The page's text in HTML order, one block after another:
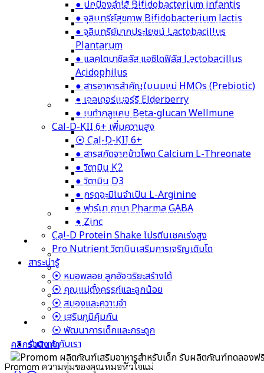
● ปกป้องลำไส้ Bifidobacterium infantis
● จุลินทรีย์สุขภาพ Bifidobacterium lactis
● จุลินทรีย์มากประโยชน์ Lactobacillus
● แลคโตบาซิลลัส แอซิโดฟิลัส Lactobacillus
● สารอาหารสำคัญในนมแม่ HMOs (Prebiotic)
● เอลเดอร์เบอร์รี Elderberry
● เบต้ากลูแคน Beta-glucan Wellmune
Cal-D-KII 6+ เพิ่มความสูง
⦿ Cal-D-KII 6+
● สารสกัดจากข้าวโพด Calcium L-Threonate
● วิตามิน K2
● วิตามิน D3
● กรดอะมิโนจำเป็น L-Arginine
● ฟาร์มา กาบา Pharma GABA
● Zinc
Cal-D Protein Shake โปรตีนเชคเร่งสูง
Pro Nutrient วิตามินเสริมการเจริญเติบโต
สาระน่ารู้
⦿ หมอพลอย ลูกอัจฉริยะสร้างได้
⦿ คุณแม่ตั้งครรภ์และลูกน้อย
⦿ สมองและความจำ
⦿ เสริมภูมิคุ้มกัน
⦿ พัฒนาการเด็กและกระดูก
ร่วมงานกับเรา
คลิกรับสินค้า
รับผลิตภัณฑ์ทดลองฟ
● ปกป้องลำไส้ Bifidobacterium infantis
● จุลินทรีย์สุขภาพ Bifidobacterium lactis
● จุลินทรีย์มากประโยชน์ Lactobacillus
Plantarum
● แลคโตบาซิลลัส แอซิโดฟิลัส Lactobacillus
Acidophilus
● สารอาหารสำคัญในนมแม่ HMOs (Prebiotic)
● เอลเดอร์เบอร์รี Elderberry
● เบต้ากลูแคน Beta-glucan Wellmune
Cal-D-KII 6+ เพิ่มความสูง
⦿ Cal-D-KII 6+
● สารสกัดจากข้าวโพด Calcium L-Threonate
● วิตามิน K2
● วิตามิน D3
● กรดอะมิโนจำเป็น L-Arginine
● ฟาร์มา กาบา Pharma GABA
● Zinc
Cal-D Protein Shake โปรตีนเชคเร่งสูง
Pro Nutrient วิตามินเสริมการเจริญเติบโต
สาระน่ารู้
⦿ หมอพลอย ลูกอัจฉริยะสร้างได้
⦿ คุณแม่ตั้งครรภ์และลูกน้อย
⦿ สมองและความจำ
⦿ เสริมภูมิคุ้มกัน
⦿ พัฒนาการเด็กและกระดูก
ร่วมงานกับเรา
Promom ความทุ่มของคุณหมอหัวใจแม่